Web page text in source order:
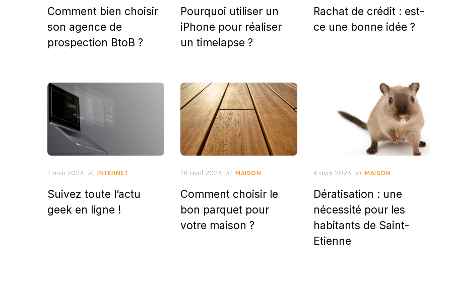
Comment bien choisir
son agence de
prospection BtoB ?
Pourquoi utiliser un
iPhone pour réaliser
un timelapse ?
Rachat de crédit : est-
ce une bonne idée ?
Posted
1 mai 2023 in INTERNET
Suivez toute l’actu
geek en ligne !
Posted
18 avril 2023 in MAISON
Comment choisir le
bon parquet pour
votre maison ?
Posted
6 avril 2023 in MAISON
Dératisation : une
nécessité pour les
habitants de Saint-
Etienne